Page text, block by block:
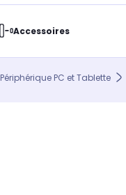
Accessoires
Périphérique PC et Tablette